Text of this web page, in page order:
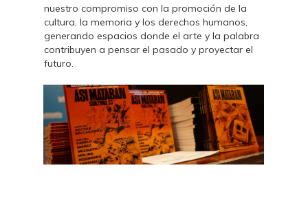
nuestro compromiso con la promoción de la
cultura, la memoria y los derechos humanos,
generando espacios donde el arte y la palabra
contribuyen a pensar el pasado y proyectar el
futuro.